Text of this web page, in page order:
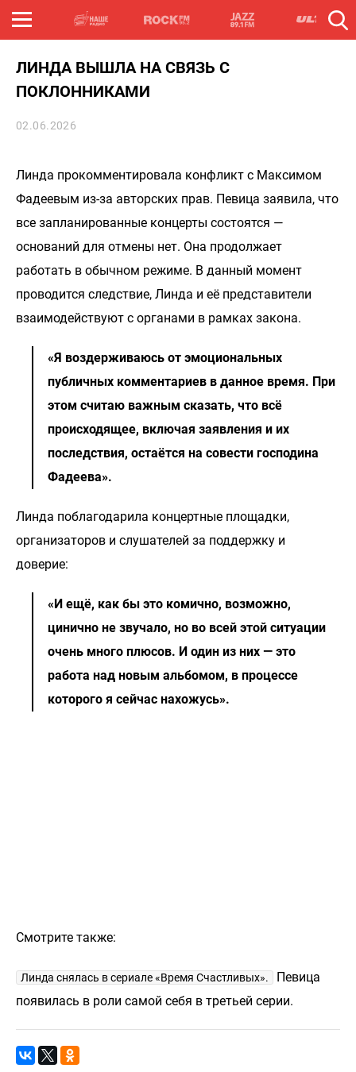
ЛИНДА ВЫШЛА НА СВЯЗЬ С
ПОКЛОННИКАМИ
02.06.2026
Линда прокомментировала конфликт с Максимом
Фадеевым из-за авторских прав. Певица заявила, что
все запланированные концерты состоятся —
оснований для отмены нет. Она продолжает
работать в обычном режиме. В данный момент
проводится следствие, Линда и её представители
взаимодействуют с органами в рамках закона.
«Я воздерживаюсь от эмоциональных
публичных комментариев в данное время. При
этом считаю важным сказать, что всё
происходящее, включая заявления и их
последствия, остаётся на совести господина
Фадеева».
Линда поблагодарила концертные площадки,
организаторов и слушателей за поддержку и
доверие:
«И ещё, как бы это комично, возможно,
цинично не звучало, но во всей этой ситуации
очень много плюсов. И один из них — это
работа над новым альбомом, в процессе
которого я сейчас нахожусь».
Смотрите также:
Линда снялась в сериале «Время Счастливых».
Певица
появилась в роли самой себя в третьей серии.